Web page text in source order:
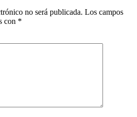
no será publicada. Los campos
con *